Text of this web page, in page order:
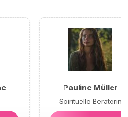
der ideale Monat,
was
werden
und Platz für den
zu schaffen.
Sie es sich
wir erklären Ihnen
✨
Pauline Müller
Spirituelle Beraterin